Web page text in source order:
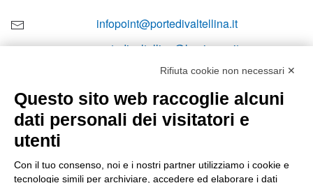
infopoint@portedivaltellina.it
portedivaltellina@lamiapec.it
+39 0342 601140
Rifiuta cookie non necessari ✕
Questo sito web raccoglie alcuni
dati personali dei visitatori e
utenti
Con il tuo consenso, noi e i nostri partner utilizziamo i cookie e
tecnologie simili per archiviare, accedere ed elaborare i dati